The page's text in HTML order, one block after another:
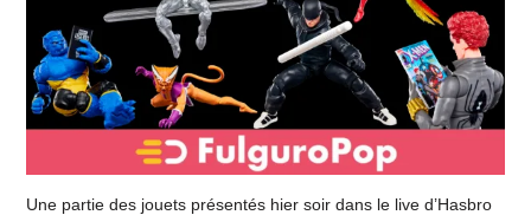
Une partie des jouets présentés hier soir dans le live d’Hasbro